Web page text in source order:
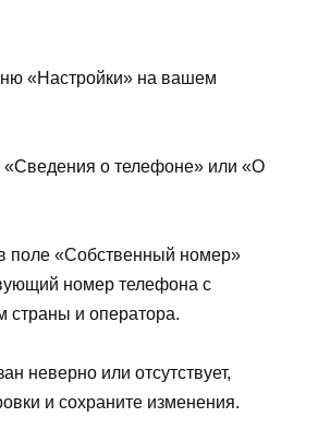
«Настройки» на вашем
«Сведения о телефоне» или «О
поле «Собственный номер»
номер телефона с
страны и оператора.
неверно или отсутствует,
и сохраните изменения.